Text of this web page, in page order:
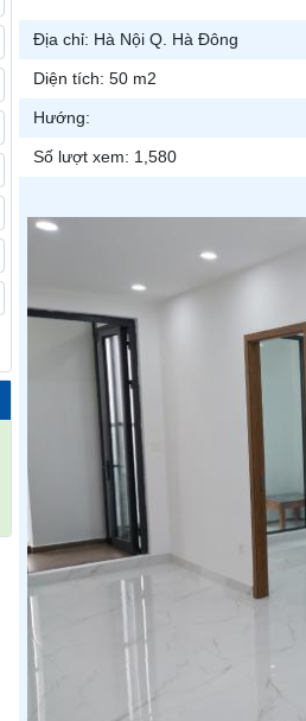
Địa chỉ: Hà Nội Q. Hà Đông
Diện tích: 50 m2
Hướng:
Số lượt xem: 1,580